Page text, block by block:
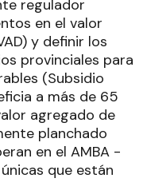
regulador
en el valor
y definir los
provinciales para
(Subsidio
a más de 65
agregado de
planchado
en el AMBA -
que están